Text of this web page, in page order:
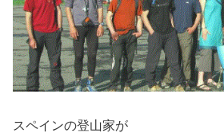
スペインの登山家が